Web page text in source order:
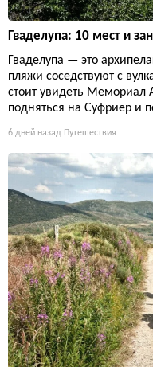
Гваделупа: 10 мест и
Гваделупа — это
пляжи соседствуют с
стоит увидеть Мемориал
подняться на Суфриер и
6 дней назад Путешествия